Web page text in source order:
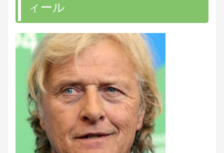
ィール